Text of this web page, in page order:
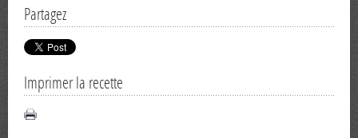
Partagez
Imprimer la recette